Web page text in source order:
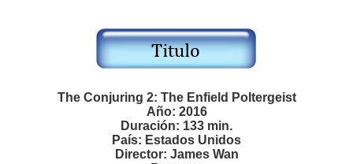
The Conjuring 2: The Enfield Poltergeist
Año: 2016
Duración: 133 min.
País: Estados Unidos
Director: James Wan